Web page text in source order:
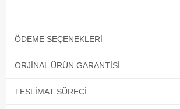
ÖDEME SEÇENEKLERI
ORJINAL ÜRÜN GARANTISI
TESLIMAT SÜRECI